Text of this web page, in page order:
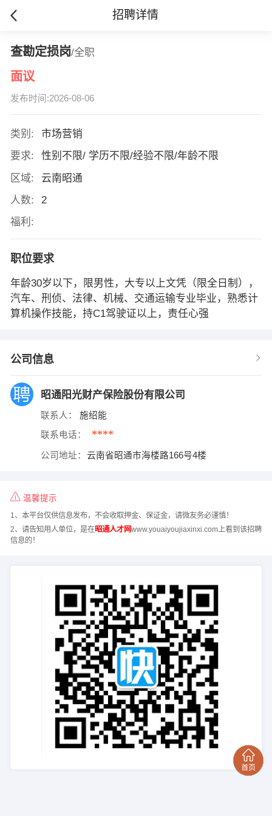
招聘详情
查勘定损岗/全职
面议
发布时间:2026-08-06
类别:
市场营销
要求:
性别不限/ 学历不限/经验不限/年龄不限
区域:
云南昭通
人数:
2
福利:
职位要求
年龄30岁以下，限男性，大专以上文凭（限全日制），
汽车、刑侦、法律、机械、交通运输专业毕业，熟悉计
算机操作技能，持C1驾驶证以上，责任心强
公司信息
昭通阳光财产保险股份有限公司
联系人： 施绍能
联系电话： ****
公司地址： 云南省昭通市海楼路166号4楼
温馨提示
1、本平台仅供信息发布，不会收取押金、保证金，请微友务必谨慎！
2、请告知用人单位，是在昭通人才网www.youaiyoujiaxinxi.com上看到该招聘
信息的！